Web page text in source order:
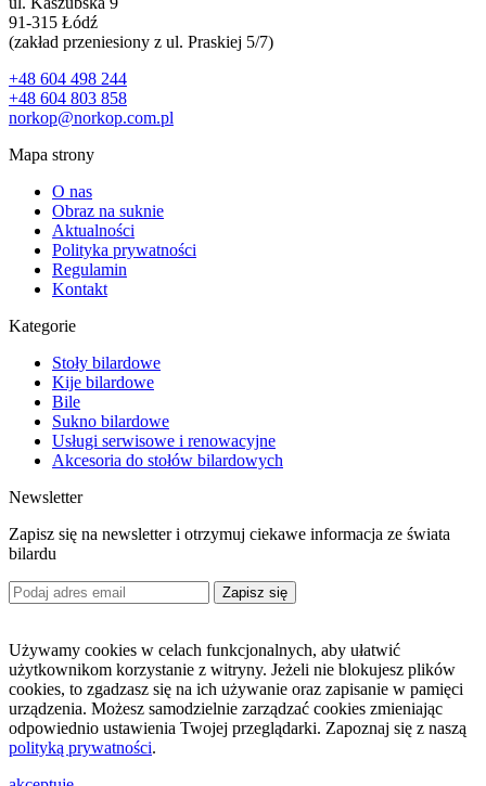
91-315 Łódź
(zakład przeniesiony z ul. Praskiej 5/7)
+48 604 498 244
+48 604 803 858
norkop@norkop.com.pl
Mapa strony
O nas
Obraz na suknie
Aktualności
Polityka prywatności
Regulamin
Kontakt
Kategorie
Stoły bilardowe
Kije bilardowe
Bile
Sukno bilardowe
Usługi serwisowe i renowacyjne
Akcesoria do stołów bilardowych
Newsletter
Zapisz się na newsletter i otrzymuj ciekawe informacja ze świata
bilardu
Zapisz się
Używamy cookies w celach funkcjonalnych, aby ułatwić
użytkownikom korzystanie z witryny. Jeżeli nie blokujesz plików
cookies, to zgadzasz się na ich używanie oraz zapisanie w pamięci
urządzenia. Możesz samodzielnie zarządzać cookies zmieniając
odpowiednio ustawienia Twojej przeglądarki. Zapoznaj się z naszą
polityką prywatności.